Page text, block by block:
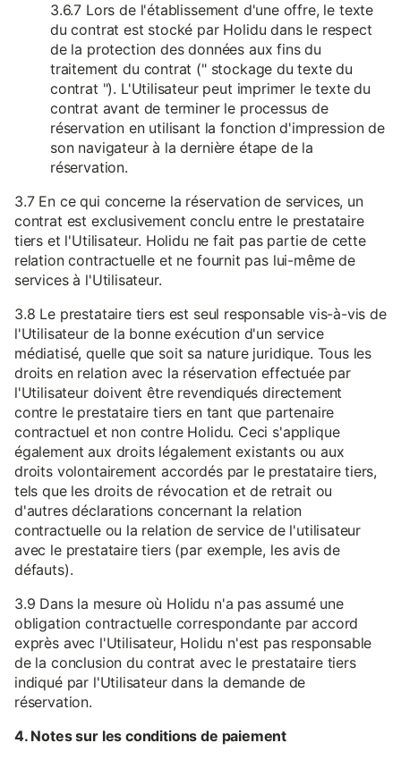
3.6.7 Lors de l'établissement d'une offre, le texte
du contrat est stocké par Holidu dans le respect
de la protection des données aux fins du
traitement du contrat (" stockage du texte du
contrat "). L'Utilisateur peut imprimer le texte du
contrat avant de terminer le processus de
réservation en utilisant la fonction d'impression de
son navigateur à la dernière étape de la
réservation.
3.7 En ce qui concerne la réservation de services, un
contrat est exclusivement conclu entre le prestataire
tiers et l'Utilisateur. Holidu ne fait pas partie de cette
relation contractuelle et ne fournit pas lui-même de
services à l'Utilisateur.
3.8 Le prestataire tiers est seul responsable vis-à-vis de
l'Utilisateur de la bonne exécution d'un service
médiatisé, quelle que soit sa nature juridique. Tous les
droits en relation avec la réservation effectuée par
l'Utilisateur doivent être revendiqués directement
contre le prestataire tiers en tant que partenaire
contractuel et non contre Holidu. Ceci s'applique
également aux droits légalement existants ou aux
droits volontairement accordés par le prestataire tiers,
tels que les droits de révocation et de retrait ou
d'autres déclarations concernant la relation
contractuelle ou la relation de service de l'utilisateur
avec le prestataire tiers (par exemple, les avis de
défauts).
3.9 Dans la mesure où Holidu n'a pas assumé une
obligation contractuelle correspondante par accord
exprès avec l'Utilisateur, Holidu n'est pas responsable
de la conclusion du contrat avec le prestataire tiers
indiqué par l'Utilisateur dans la demande de
réservation.
4. Notes sur les conditions de paiement